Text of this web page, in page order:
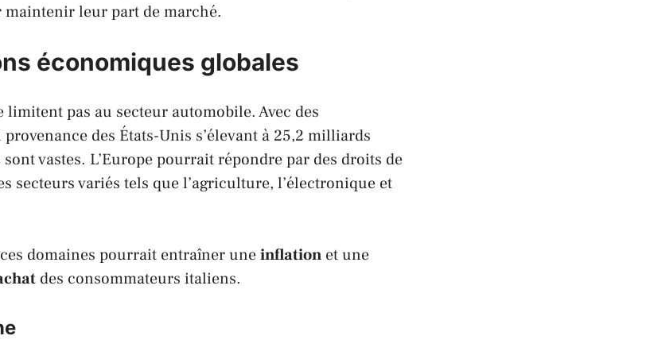
leur part de marché.
économiques globales
pas au secteur automobile. Avec des
provenance des États-Unis s’élevant à 25,2 milliards
vastes. L’Europe pourrait répondre par des droits de
secteurs variés tels que l’agriculture, l’électronique et
domaines pourrait entraîner uneinflation et une
des consommateurs italiens.